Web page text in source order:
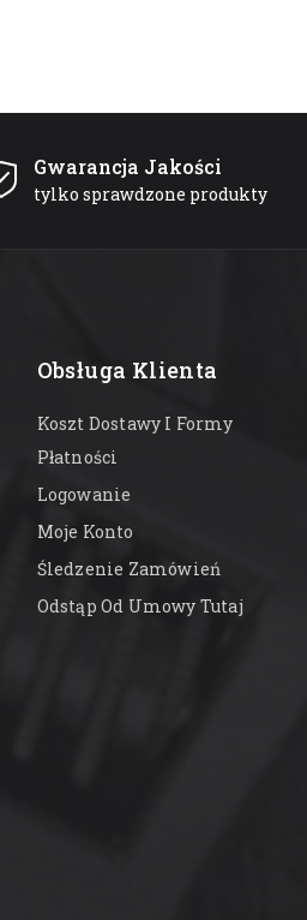
Gwarancja Jakości
tylko sprawdzone produkty
Obsługa Klienta
Koszt Dostawy I Formy
Płatności
Logowanie
Moje Konto
Śledzenie Zamówień
Odstąp Od Umowy Tutaj